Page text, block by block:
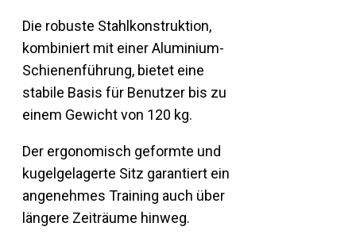
Die robuste Stahlkonstruktion,
kombiniert mit einer Aluminium-
Schienenführung, bietet eine
stabile Basis für Benutzer bis zu
einem Gewicht von 120 kg.
Der ergonomisch geformte und
kugelgelagerte Sitz garantiert ein
angenehmes Training auch über
längere Zeiträume hinweg.